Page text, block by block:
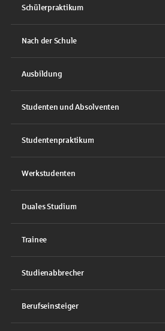
Schülerpraktikum
Nach der Schule
Ausbildung
Studenten und Absolventen
Studentenpraktikum
Werkstudenten
Duales Studium
Trainee
Studienabbrecher
Berufseinsteiger